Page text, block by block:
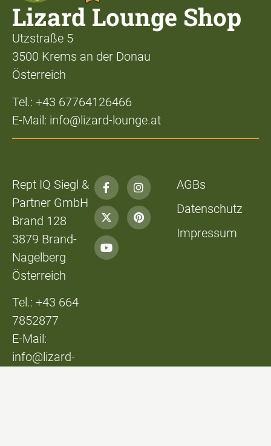
Lizard Lounge Shop
Utzstraße 5
3500 Krems an der Donau
Österreich
Tel.: +43 67764126466
E-Mail: info@lizard-lounge.at
Rept IQ Siegl &
Partner GmbH
Brand 128
3879 Brand-
Nagelberg
Österreich
Tel.: +43 664
7852877
E-Mail:
info@lizard-
AGBs
Datenschutz
Impressum